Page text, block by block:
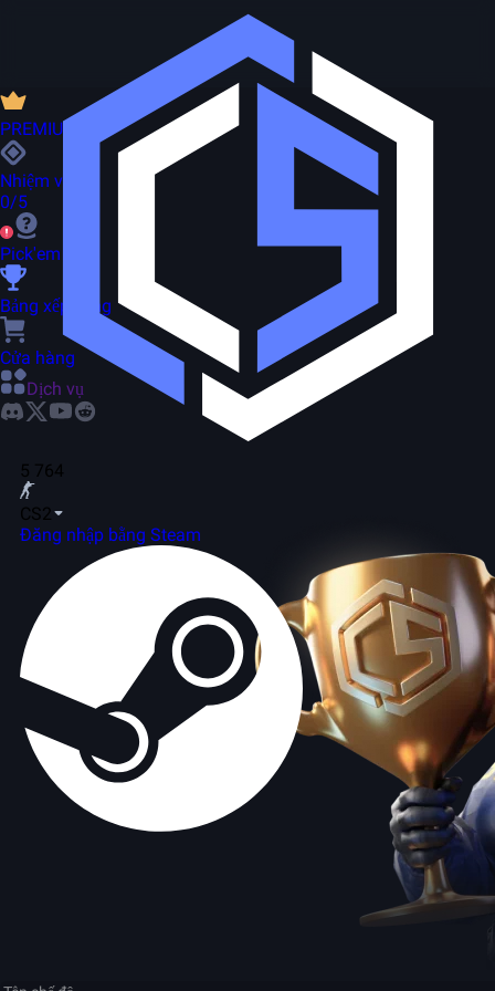
5 764
CS2
Đăng nhập bằng Steam
PREMIUM
Nhiệm vụ
0/5
Pick'em
Bảng xếp hạng
Cửa hàng
Dịch vụ